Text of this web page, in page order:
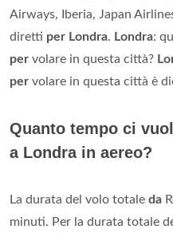
Airways, Iberia, Japan
diretti per Londra. Londra:
per volare in questa città?
per volare in questa città è
Quanto tempo ci
a Londra in aereo?
La durata del volo totale da
minuti. Per la durata totale